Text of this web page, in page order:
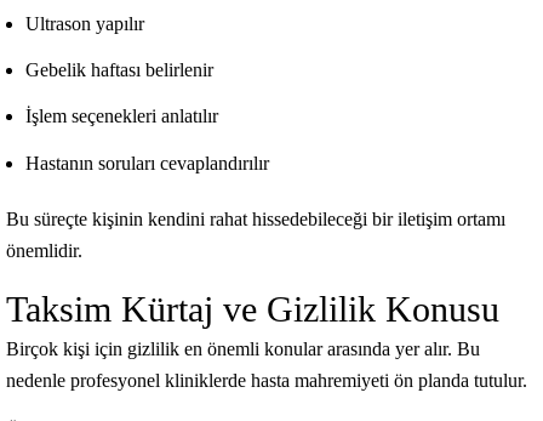
Ultrason yapılır
Gebelik haftası belirlenir
İşlem seçenekleri anlatılır
Hastanın soruları cevaplandırılır
Bu süreçte kişinin kendini rahat hissedebileceği bir iletişim ortamı
önemlidir.
Taksim Kürtaj ve Gizlilik Konusu
Birçok kişi için gizlilik en önemli konular arasında yer alır. Bu
nedenle profesyonel kliniklerde hasta mahremiyeti ön planda tutulur.